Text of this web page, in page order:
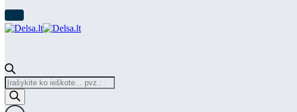
Products
search